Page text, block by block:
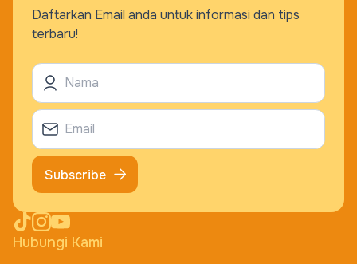
Hubungi Kami
Daftarkan Email anda untuk informasi dan tips
terbaru!
Subscribe